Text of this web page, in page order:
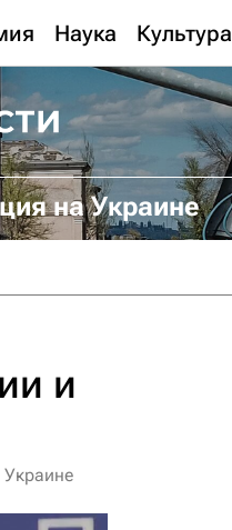
Наука Культура
на Украине
и
Украине